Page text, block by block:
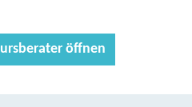
öffnen